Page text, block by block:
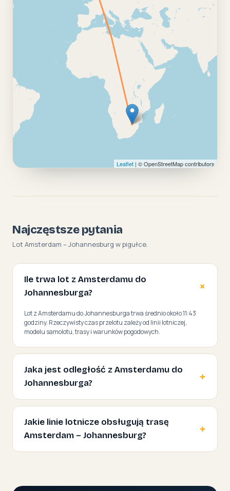
Leaflet | © OpenStreetMap contributors
Najczęstsze pytania
Lot Amsterdam – Johannesburg w pigułce.
Ile trwa lot z Amsterdamu do
Johannesburga?
Lot z Amsterdamu do Johannesburga trwa średnio około 11:43
godziny. Rzeczywisty czas przelotu zależy od linii lotniczej,
modelu samolotu, trasy i warunków pogodowych.
Jaka jest odległość z Amsterdamu do
Johannesburga?
Jakie linie lotnicze obsługują trasę
Amsterdam – Johannesburg?